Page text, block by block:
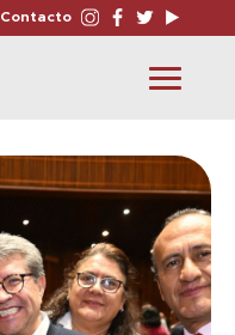
Contacto
Toggle
navigation